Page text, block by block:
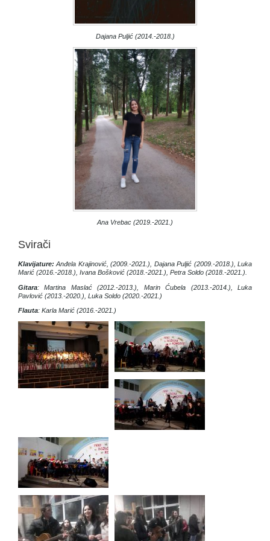
Dajana Puljić (2014.-2018.)
Ana Vrebac (2019.-2021.)
Svirači
Klavijature: Anđela Krajinović, (2009.-2021.), Dajana Puljić (2009.-2018.), Luka
Marić (2016.-2018.), Ivana Bošković (2018.-2021.), Petra Soldo (2018.-2021.).
Gitara: Martina Maslać (2012.-2013.), Marin Ćubela (2013.-2014.), Luka
Pavlović (2013.-2020.), Luka Soldo (2020.-2021.)
Flauta: Karla Marić (2016.-2021.)